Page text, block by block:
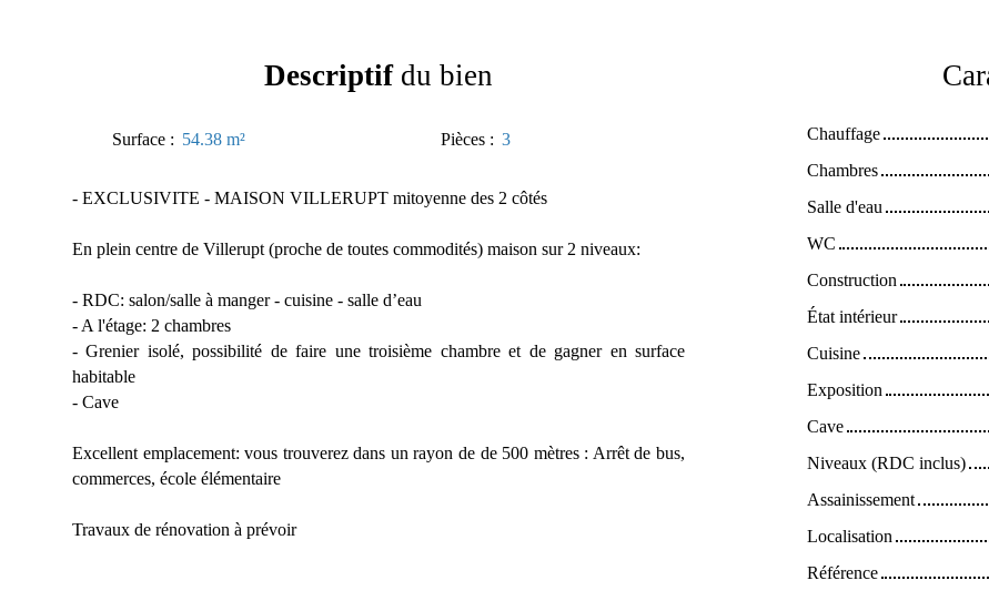
Descriptifdu bien
Surface : 54.38 m² Pièces : 3
- EXCLUSIVITE - MAISON VILLERUPT mitoyenne des 2 côtés
En plein centre de Villerupt (proche de toutes commodités) maison sur 2 niveaux:
- RDC: salon/salle à manger - cuisine - salle d’eau
- A l'étage: 2 chambres
- Grenier isolé, possibilité de faire une troisième chambre et de gagner en surface
habitable
- Cave
Excellent emplacement: vous trouverez dans un rayon de de 500 mètres : Arrêt de bus,
commerces, école élémentaire
Travaux de rénovation à prévoir
Chauffage
Chambres
Salle d'eau
WC
Construction
État intérieur
Cuisine
Exposition
Cave
Niveaux (RDC inclus)
Assainissement
Localisation
Référence